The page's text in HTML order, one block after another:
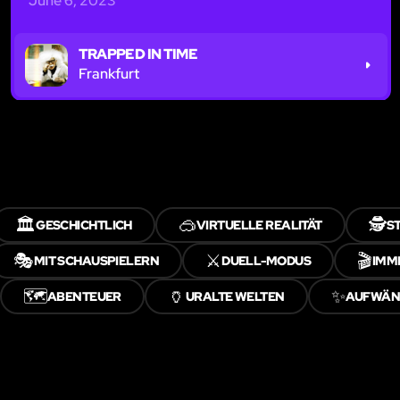
TRAPPED IN TIME
Frankfurt
🏛️GESCHICHTLICH 🥽VIRTUELLE REALITÄT 🕵️
🎭MIT SCHAUSPIELERN ⚔️DUELL-MODUS 🎬
🗺️ABENTEUER 🏺 URALTE WELTEN ✨